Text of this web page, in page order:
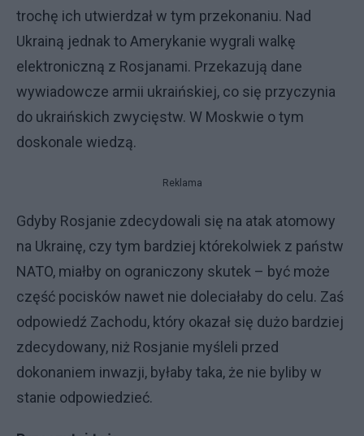
trochę ich utwierdzał w tym przekonaniu. Nad
Ukrainą jednak to Amerykanie wygrali walkę
elektroniczną z Rosjanami. Przekazują dane
wywiadowcze armii ukraińskiej, co się przyczynia
do ukraińskich zwycięstw. W Moskwie o tym
doskonale wiedzą.
Reklama
Gdyby Rosjanie zdecydowali się na atak atomowy
na Ukrainę, czy tym bardziej którekolwiek z państw
NATO, miałby on ograniczony skutek – być może
część pocisków nawet nie doleciałaby do celu. Zaś
odpowiedź Zachodu, który okazał się dużo bardziej
zdecydowany, niż Rosjanie myśleli przed
dokonaniem inwazji, byłaby taka, że nie byliby w
stanie odpowiedzieć.